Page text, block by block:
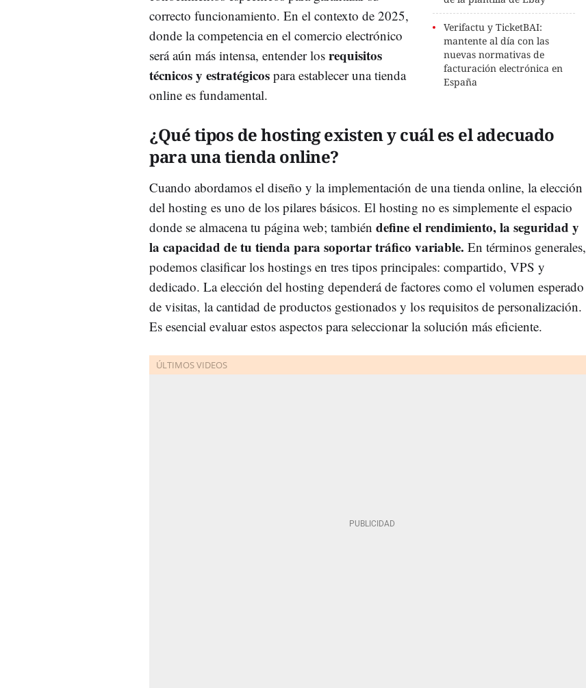
Verifactu y TicketBAI:
mantente al día con las
nuevas normativas de
facturación electrónica en
España
correcto funcionamiento. En el contexto de 2025,
donde la competencia en el comercio electrónico
será aún más intensa, entender los requisitos
técnicos y estratégicos para establecer una tienda
online es fundamental.
¿Qué tipos de hosting existen y cuál es el adecuado
para una tienda online?
Cuando abordamos el diseño y la implementación de una tienda online, la elección
del hosting es uno de los pilares básicos. El hosting no es simplemente el espacio
donde se almacena tu página web; también define el rendimiento, la seguridad y
la capacidad de tu tienda para soportar tráfico variable. En términos generales,
podemos clasificar los hostings en tres tipos principales: compartido, VPS y
dedicado. La elección del hosting dependerá de factores como el volumen esperado
de visitas, la cantidad de productos gestionados y los requisitos de personalización.
Es esencial evaluar estos aspectos para seleccionar la solución más eficiente.